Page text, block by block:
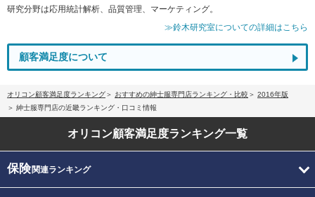
研究分野は応用統計解析、品質管理、マーケティング。
≫鈴木研究室についての詳細はこちら
顧客満足度について
オリコン顧客満足度ランキング おすすめの紳士服専門店ランキング・比較
2016年版
紳士服専門店の近畿ランキング・口コミ情報
オリコン顧客満足度ランキング一覧
保険関連ランキング